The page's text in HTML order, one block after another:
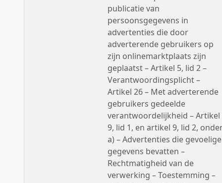
publicatie van
persoonsgegevens in
advertenties die door
adverterende gebruikers op
zijn onlinemarktplaats zijn
geplaatst – Artikel 5, lid 2 –
Verantwoordingsplicht –
Artikel 26 – Met adverterende
gebruikers gedeelde
verantwoordelijkheid – Artikel
9, lid 1, en artikel 9, lid 2,
a) – Advertenties die gevoelige
gegevens bevatten –
Rechtmatigheid van de
verwerking – Toestemming –